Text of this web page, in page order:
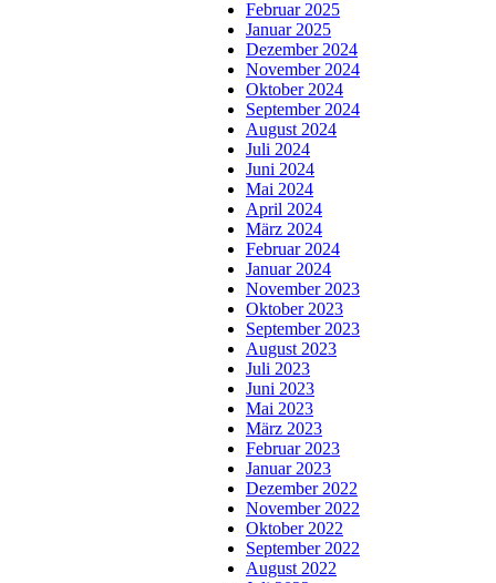
Februar 2025
Januar 2025
Dezember 2024
November 2024
Oktober 2024
September 2024
August 2024
Juli 2024
Juni 2024
Mai 2024
April 2024
März 2024
Februar 2024
Januar 2024
November 2023
Oktober 2023
September 2023
August 2023
Juli 2023
Juni 2023
Mai 2023
März 2023
Februar 2023
Januar 2023
Dezember 2022
November 2022
Oktober 2022
September 2022
August 2022